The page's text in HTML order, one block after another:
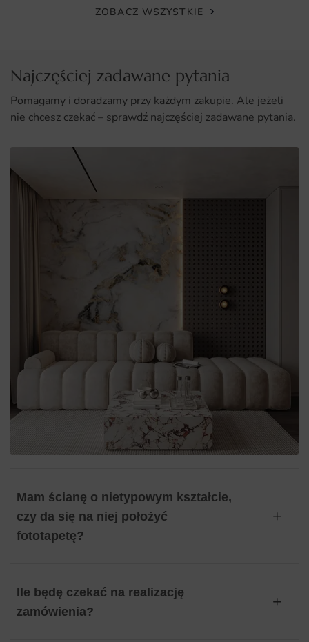
Różnorodność wymiarów, dzięki czemu można dopasować
ZOBACZ WSZYSTKIE
Najczęściej zadawane pytania
Pomagamy i doradzamy przy każdym zakupie. Ale jeżeli
nie chcesz czekać – sprawdź najczęściej zadawane pytania.
Mam ścianę o nietypowym kształcie,
czy da się na niej położyć
fototapetę?
Ile będę czekać na realizację
zamówienia?